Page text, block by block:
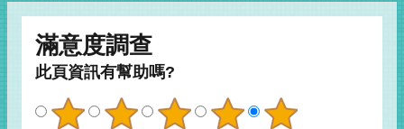
滿意度調查
此頁資訊有幫助嗎?